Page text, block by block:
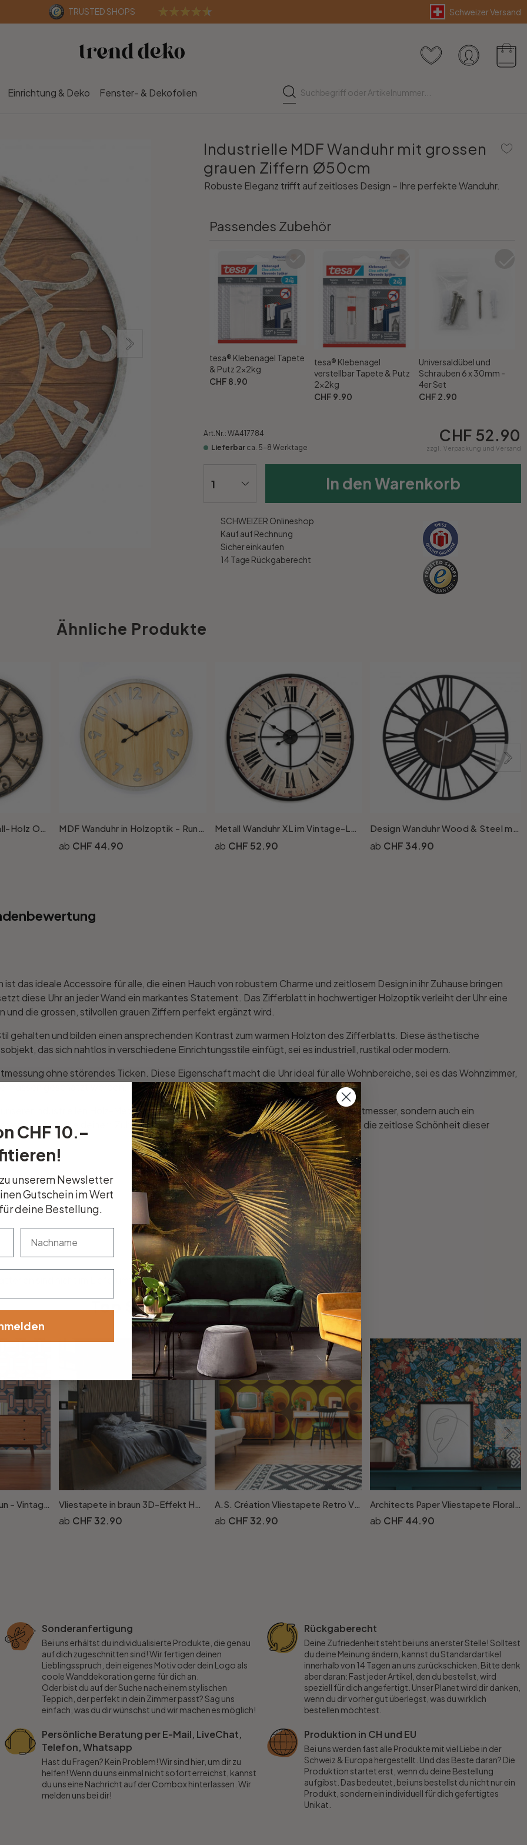
TRUSTED SHOPS Schweizer Versand
Einrichtung & Deko Fenster- & Dekofolien
Industrielle MDF Wanduhr mit grossen
grauen Ziffern Ø50cm
Robuste Eleganz trifft auf zeitloses Design – Ihre perfekte Wanduhr.
Passendes Zubehör
tesa® Klebenagel Tapete
& Putz 2x2kg
CHF 8.90
tesa® Klebenagel
verstellbar Tapete & Putz
2x2kg
CHF 9.90
Universaldübel und
Schrauben 6 x 30mm -
4er Set
CHF 2.90
Art.Nr.: WA417784
Lieferbar ca. 5-8 Werktage
CHF 52.90
zzgl. Verpackung und Versand
In den Warenkorb
SCHWEIZER Onlineshop
Kauf auf Rechnung
Sicher einkaufen
14 Tage Rückgaberecht
Ähnliche Produkte
Vintage Wanduhr Metall-Holz Optik mit grossen Ziffern Ø30cm MDF Wanduhr in Holzoptik - Rund Ø50cm
CHF 44.90
Metall Wanduhr XL im Vintage-Look mit römischen Ziffern aus Metall | ohne Tickgeräusche | Ø50cm
CHF 52.90
Design Wanduhr Wood & Steel mit Nussbaum-Holzoptik und römischen Ziffern Ø40 cm
CHF 34.90
das ideale Accessoire für alle, die einen Hauch von robustem Charme und zeitlosem Design in ihr Zuhause bringen
diese Uhr an jeder Wand ein markantes Statement. Das Zifferblatt in hochwertiger Holzoptik verleiht der Uhr eine
die grossen, stilvollen grauen Ziffern perfekt ergänzt wird.
gehalten und bilden einen ansprechenden Kontrast zum warmen Holzton des Zifferblatts. Diese ästhetische
das sich nahtlos in verschiedene Einrichtungsstile einfügt, sei es industriell, rustikal oder modern.
ohne störendes Ticken. Diese Eigenschaft macht die Uhr ideal für alle Wohnbereiche, sei es das Wohnzimmer,
geschätzt werden.
industriellen Holz-Metall-Wanduhr. Diese Uhr ist nicht nur ein praktischer Zeitmesser, sondern auch ein
Verleihe deinem Zuhause einen Hauch von industriellem Flair und geniesse die zeitlose Schönheit dieser
sind nicht im Lieferumfang enthalten.
Top Seller
CHF 32.90
A.S. Création Vliestapete Retro Vision Retrotapete 70er Jahre Tapete, orange, gelb, braun
CHF 32.90 CHF 44.90
Sonderanfertigung
Bei uns erhältst du individualisierte Produkte, die genau
auf dich zugeschnitten sind! Wir fertigen deinen
Lieblingsspruch, dein eigenes Motiv oder dein Logo als
coole Wanddekoration gerne für dich an.
Oder bist du auf der Suche nach einem stylischen
Teppich, der perfekt in dein Zimmer passt? Sag uns
einfach, was du dir wünschst und wir machen es möglich!
Rückgaberecht
Deine Zufriedenheit steht bei uns an erster Stelle! Solltest
du deine Meinung ändern, kannst du Standardartikel
innerhalb von 14 Tagen an uns zurückschicken. Bitte denk
aber daran: Fast jeder Artikel, den du bestellst, wird
speziell für dich angefertigt. Unser Planet wird dir danken,
wenn du dir vorher gut überlegst, was du wirklich
bestellen möchtest.
Persönliche Beratung per E-Mail, LiveChat,
Telefon, Whatsapp
Hast du Fragen? Kein Problem! Wir sind hier, um dir zu
helfen! Wenn du uns einmal nicht sofort erreichst, kannst
du uns eine Nachricht auf der Combox hinterlassen. Wir
melden uns bei dir!
Produktion in CH und EU
Bei uns werden fast alle Produkte mit viel Liebe in der
Schweiz & Europa hergestellt. Und das Beste daran? Die
Produktion startet erst, wenn du deine Bestellung
aufgibst. Das bedeutet, bei uns bestellst du nicht nur ein
Produkt, sondern ein individuell für dich gefertigtes
Unikat.
CHF 10.–
unserem Newsletter
Gutschein im Wert
deine Bestellung.